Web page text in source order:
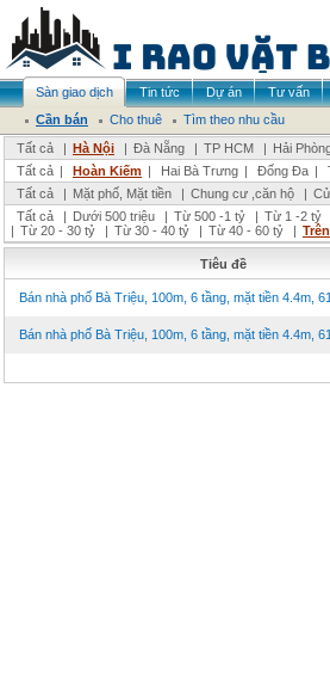
Sàn giao dịch Tin tức Dự án Tư vấn
Cần bán
Cho thuê
Tìm theo nhu cầu
Tất cả
| Hà Nội | Đà Nẵng | TP HCM | Hải
Tất cả | Hoàn Kiếm | Hai Bà Trưng | Đống Đa |
Tất cả
| Mặt phố, Mặt tiền | Chung cư ,căn hộ |
Tất cả
| Dưới 500 triệu | Từ 500 -1 tỷ | Từ 1 -2 tỷ
| Từ 20 - 30 tỷ | Từ 30 - 40 tỷ | Từ 40 - 60 tỷ |
Tiêu đề
Bán nhà phố Bà Triệu, 100m, 6 tầng, mặt tiền 4.4m,
Bán nhà phố Bà Triệu, 100m, 6 tầng, mặt tiền 4.4m,